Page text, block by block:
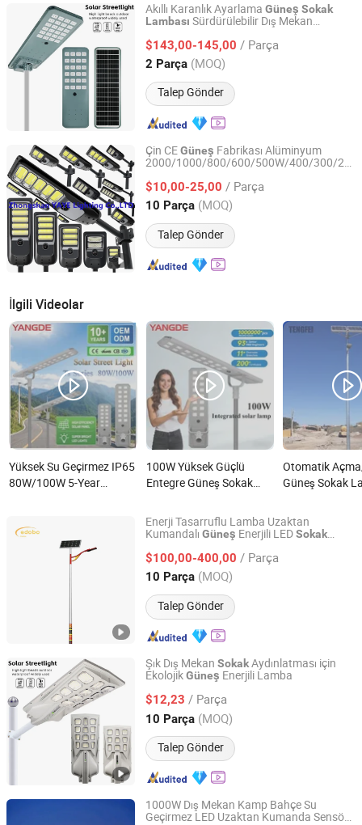
Akıllı Karanlık Ayarlama Güneş Sokak
Lambası Sürdürülebilir Dış Mekan
$143,00-145,00 / Parça
2 Parça (MOQ)
Talep Gönder
Zhongshan Aoxing Photoelectric Technology Co., Ltd.
Guangdong, China Fiyat 2025
Çin CEGüneş Fabrikası Alüminyum
2000/1000/800/600/500W/400/300/
Bir Arada Kamera ABS COB LED Duvar
Flood Bahçe YolLambası
$10,00-25,00 / Parça
10 Parça (MOQ)
Talep Gönder
Zhongshan YAYE Lighting Co., Ltd.
Guangdong, China Fiyat 2009
İlgili Videolar
Yüksek Su Geçirmez IP65
80W/100W 5-Year
Sokak Lambası nedir?
100W Yüksek Güçlü
Entegre Güneş Sokak
Otomatik
Güneş Sokak
nedir?
Enerji Tasarruflu Lamba Uzaktan
Kumandalı Güneş Enerjili LEDSokak
$100,00-400,00 / Parça
10 Parça (MOQ)
Talep Gönder
Yantai Edobo Tech. Co., Ltd
Fiyat 2024
Şık Dış Mekan SokakAydınlatması için
EkolojikGüneş Enerjili Lamba
$12,23 / Parça
10 Parça (MOQ)
Talep Gönder
Zhongshan Aoxing Photoelectric Technology Co., Ltd.
Guangdong, China Fiyat 2025
1000W Dış Mekan Kamp Bahçe Su
Geçirmez LED Uzaktan Kumanda Sensör